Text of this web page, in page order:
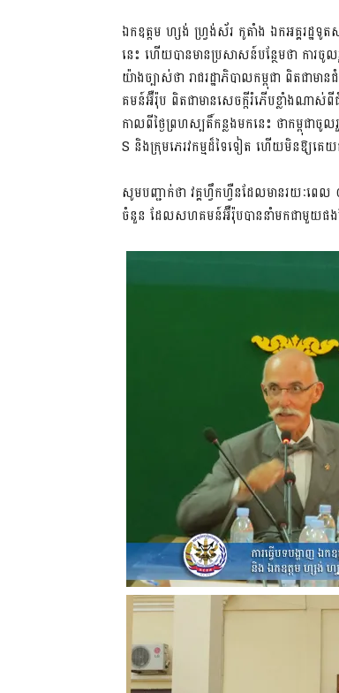
ឯក​ឧត្តម ហ្សង់ ហ្រ្វង់ស័រ កូតាំង ឯក​អគ្គ​រដ្ឋ​ទូ
នេះ​ ហើយ​បាន​មាន​ប្រ​សាសន៍​បន្ថែម​ថា ការ​
យ៉ាង​ច្បាស់​ថា​ រាជ​រដ្ឋា​ភិបាល​កម្ពុជា ពិត​ជា​ម
គមន៍​អ៊ឺរ៉ុប ពិត​ជា​​មាន​សេច​ក្តី​​រំភើប​​​ខ្លាំង​ណា
កាល​ពី​ថ្ងៃ​ព្រហស្បតិ៍​កន្លង​មក​នេះ ថាកម្ពុជា​
S​ និង​​ក្រុម​ភេរវ​កម្ម​​ដ៏​ទៃ​ទៀត​​​ ហើយ​មិន​ឱ្យ​គេ​
សូម​បញ្ជាក់​ថា វគ្គ​ហ្វឹក​ហ្វឺន​ដែល​មាន​រយៈ​ពេ
ចំនួន​ ដែល​សហ​គមន៍​អ៊ឺរ៉ុប​បាន​នាំ​មក​ជា​មួយ​​ផង​